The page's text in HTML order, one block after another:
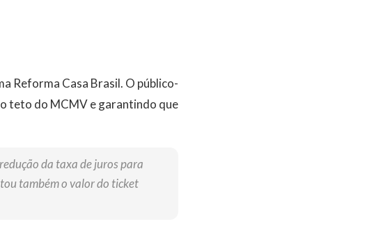
Reforma Casa Brasil. O público-
teto do MCMV e garantindo que
da taxa de juros para
também o valor do ticket